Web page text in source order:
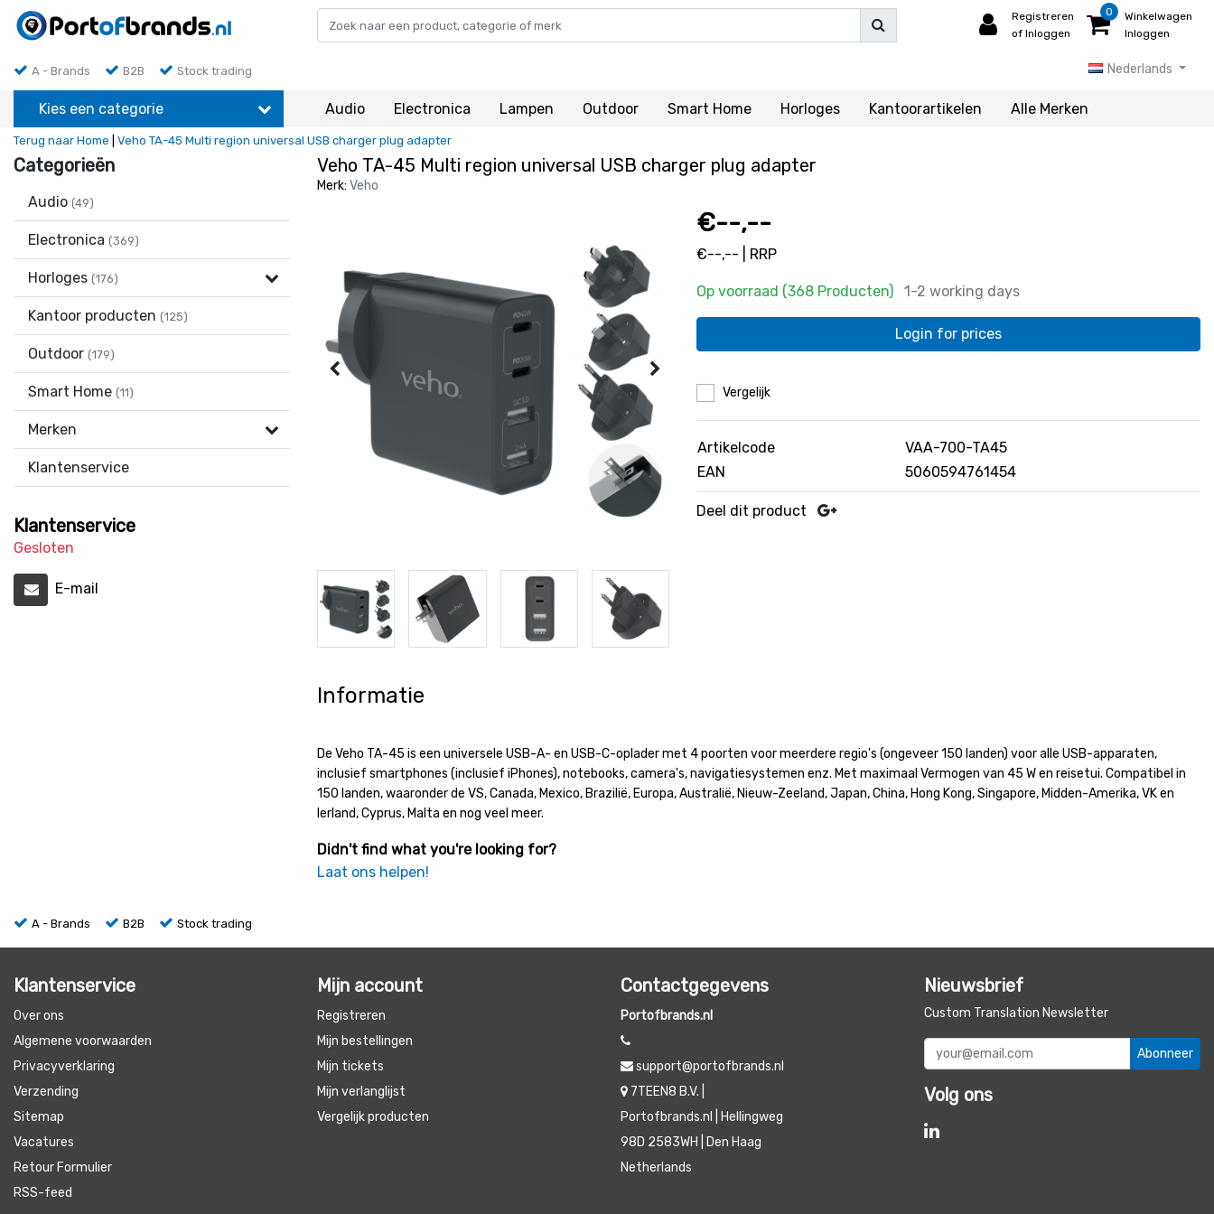
Registreren
of Inloggen
0
Winkelwagen
Inloggen
A - Brands B2B Stock trading Nederlands
Kies een categorie Audio Electronica Lampen Outdoor Smart Home Horloges Kantoorartikelen Alle Merken
Terug naar Home Veho TA-45 Multi region universal USB charger plug adapter
Categorieën
Audio (49)
Electronica (369)
Horloges (176)
Kantoor producten (125)
Outdoor (179)
Smart Home (11)
Merken
Klantenservice
Klantenservice
Gesloten
E-mail
Veho TA-45 Multi region universal USB charger plug adapter
Merk: Veho
€--,--
€--,-- | RRP
Op voorraad (368 Producten) 1-2 working days
Login for prices
Vergelijk
Artikelcode
VAA-700-TA45
EAN
5060594761454
Deel dit product
Informatie
De Veho TA-45 is een universele USB-A- en USB-C-oplader met 4 poorten voor meerdere regio's (ongeveer 150 landen) voor alle USB-apparaten,
inclusief smartphones (inclusief iPhones), notebooks, camera's, navigatiesystemen enz. Met maximaal Vermogen van 45 W en reisetui. Compatibel in
150 landen, waaronder de VS, Canada, Mexico, Brazilië, Europa, Australië, Nieuw-Zeeland, Japan, China, Hong Kong, Singapore, Midden-Amerika, VK en
Ierland, Cyprus, Malta en nog veel meer.
Didn't find what you're looking for?
Laat ons helpen!
A - Brands B2B Stock trading
Klantenservice
Over ons
Algemene voorwaarden
Privacyverklaring
Verzending
Sitemap
Vacatures
Retour Formulier
RSS-feed
Mijn account
Registreren
Mijn bestellingen
Mijn tickets
Mijn verlanglijst
Vergelijk producten
Contactgegevens
Portofbrands.nl
support@portofbrands.nl
7TEEN8 B.V. |
Portofbrands.nl | Hellingweg
98D 2583WH | Den Haag
Netherlands
Nieuwsbrief
Custom Translation Newsletter
Abonneer
Volg ons